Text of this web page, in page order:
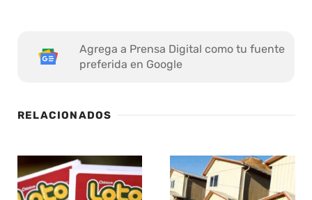
Agrega a Prensa Digital como tu fuente
preferida en Google
RELACIONADOS